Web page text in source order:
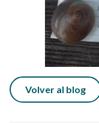
Volver al blog